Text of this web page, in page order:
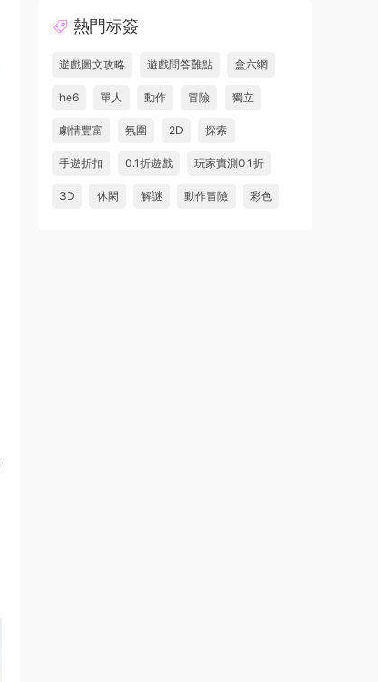
熱門标簽
遊戲圖文攻略 遊戲問答難點 盒六網
he6 單人 動作 冒險 獨立
劇情豐富 氛圍 2D 探索
手遊折扣 0.1折遊戲 玩家實測0.1折
3D 休閑 解謎 動作冒險 彩色